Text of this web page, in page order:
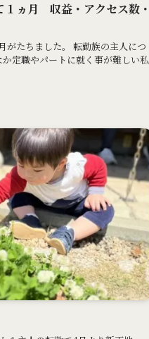
１ヵ月 収益・アクセス数・
がたちました。 転勤族の主人につ
定職やパートに就く事が難しい私